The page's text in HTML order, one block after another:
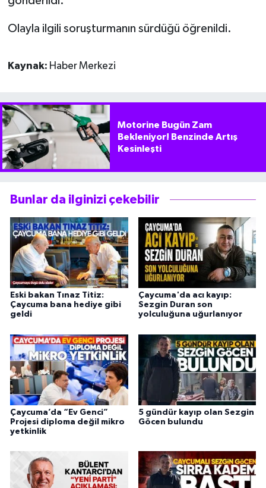
Olayla ilgili soruşturmanın sürdüğü öğrenildi.
Kaynak: Haber Merkezi
Motorine Bugün Zam
Bekleniyor! Benzinde Artış
Kesinleşti
Bunlar da ilginizi çekebilir
Eski bakan Tınaz Titiz:
Çaycuma bana hediye gibi
geldi
Çaycuma'da acı kayıp:
Sezgin Duran son
yolculuğuna uğurlanıyor
Çaycuma’da “Ev Genci”
Projesi diploma değil mikro
yetkinlik
5 gündür kayıp olan Sezgin
Göcen bulundu